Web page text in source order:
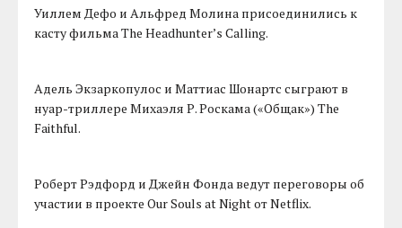
Уиллем Дефо и Альфред Молина присоединились к
касту фильма The Headhunter’s Calling.
Адель Экзаркопулос и Маттиас Шонартс сыграют в
нуар-триллере Михаэля Р. Роскама («Общак») The
Faithful.
Роберт Рэдфорд и Джейн Фонда ведут переговоры об
участии в проекте Our Souls at Night от Netflix.